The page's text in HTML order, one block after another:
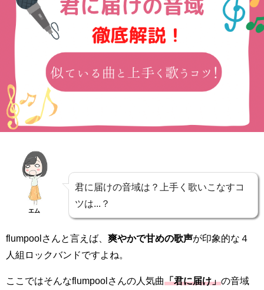
エム
君に届けの音域は？上手く歌いこなすコ
ツは...？
flumpoolさんと言えば、 爽やかで甘めの歌声が印象的な４
人組ロックバンドですよね。
ここではそんなflumpoolさんの人気曲「君に届け」の音域